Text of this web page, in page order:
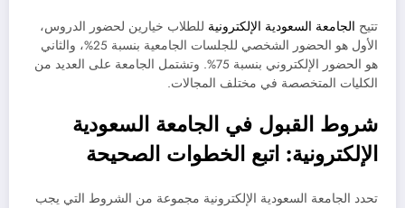
تتيح الجامعة السعودية الإلكترونية للطلاب خيارين لحضور الدروس،
الأول هو الحضور الشخصي للجلسات الجامعية بنسبة 25%، والثاني
هو الحضور الإلكتروني بنسبة 75%. وتشتمل الجامعة على العديد من
الكليات المتخصصة في مختلف المجالات.
شروط القبول في الجامعة السعودية
الإلكترونية: اتبع الخطوات الصحيحة
تحدد الجامعة السعودية الإلكترونية مجموعة من الشروط التي يجب